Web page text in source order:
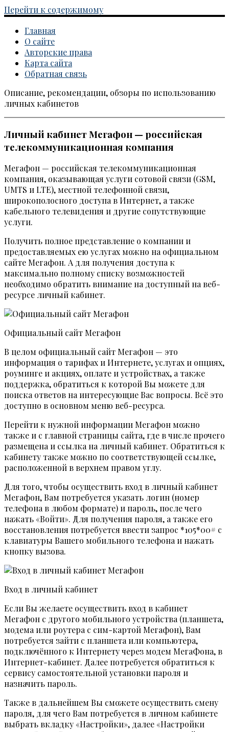
Перейти к содержимому
Главная
О сайте
Авторские права
Карта сайта
Обратная связь
Каталог личных кабинетов
Описание, рекомендации, обзоры по использованию
личных кабинетов
Личный кабинет Мегафон — российская
телекоммуникационная компания
Мегафон — российская телекоммуникационная
компания, оказывающая услуги сотовой связи (GSM,
UMTS и LTE), местной телефонной связи,
широкополосного доступа в Интернет, а также
кабельного телевидения и другие сопутствующие
услуги.
Получить полное представление о компании и
предоставляемых ею услугах можно на официальном
сайте Мегафон. А для получения доступа к
максимально полному списку возможностей
необходимо обратить внимание на доступный на веб-
ресурсе личный кабинет.
Официальный сайт Мегафон
В целом официальный сайт Мегафон — это
информация о тарифах и Интернете, услугах и опциях,
роуминге и акциях, оплате и устройствах, а также
поддержка, обратиться к которой Вы можете для
поиска ответов на интересующие Вас вопросы. Всё это
доступно в основном меню веб-ресурса.
Перейти к нужной информации Мегафон можно
также и с главной страницы сайта, где в числе прочего
размещена и ссылка на личный кабинет. Обратиться к
кабинету также можно по соответствующей ссылке,
расположенной в верхнем правом углу.
Для того, чтобы осуществить вход в личный кабинет
Мегафон, Вам потребуется указать логин (номер
телефона в любом формате) и пароль, после чего
нажать «Войти». Для получения пароля, а также его
восстановления потребуется ввести запрос *105*00# с
клавиатуры Вашего мобильного телефона и нажать
кнопку вызова.
Вход в личный кабинет
Если Вы желаете осуществить вход в кабинет
Мегафон с другого мобильного устройства (планшета,
модема или роутера с сим-картой Мегафон), Вам
потребуется зайти с планшета или компьютера,
подключённого к Интернету через модем МегаФона, в
Интернет-кабинет. Далее потребуется обратиться к
сервису самостоятельной установки пароля и
назначить пароль.
Также в дальнейшем Вы сможете осуществить смену
пароля, для чего Вам потребуется в личном кабинете
выбрать вкладку «Настройки», далее «Настройки